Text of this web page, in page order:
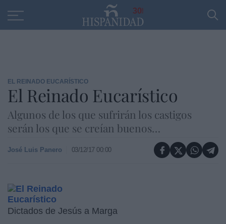
30
EL REINADO EUCARÍSTICO
El Reinado Eucarístico
Algunos de los que sufrirán los castigos
serán los que se creían buenos…
José Luis Panero 03/12/17 00:00
Dictados de Jesús a Marga